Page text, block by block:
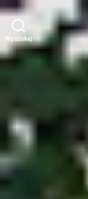
Wyszukaj